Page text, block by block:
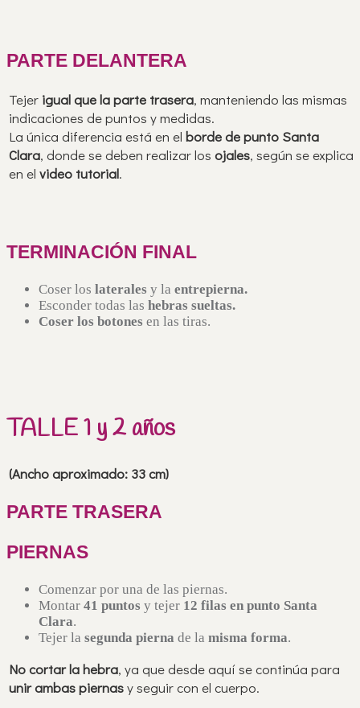
PARTE DELANTERA
Tejer igual que la parte trasera, manteniendo las mismas
indicaciones de puntos y medidas.
La única diferencia está en el borde de punto Santa
Clara, donde se deben realizar los ojales, según se explica
en el video tutorial.
TERMINACIÓN FINAL
Coser los laterales y la entrepierna.
Esconder todas las hebras sueltas.
Coser los botones en las tiras.
TALLE 1 y 2 años
(Ancho aproximado: 33 cm)
PARTE TRASERA
PIERNAS
Comenzar por una de las piernas.
Montar 41 puntos y tejer 12 filas en punto Santa
Clara.
Tejer la segunda pierna de la misma forma.
No cortar la hebra, ya que desde aquí se continúa para
unir ambas piernasy seguir con el cuerpo.